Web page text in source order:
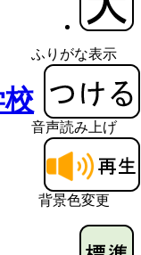
ふりがな表示
音声読み上げ
背景色変更